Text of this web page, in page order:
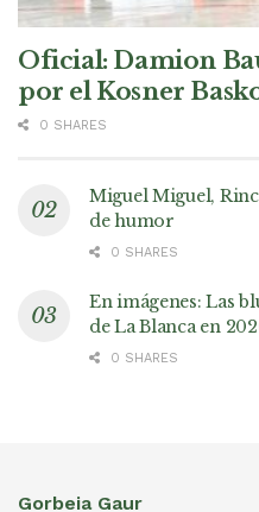
Oficial: Damion
por el Kosner
0 SHARES
Miguel Miguel,
de humor
0 SHARES
En imágenes: Las
de La Blanca en
0 SHARES
Gorbeia Gaur